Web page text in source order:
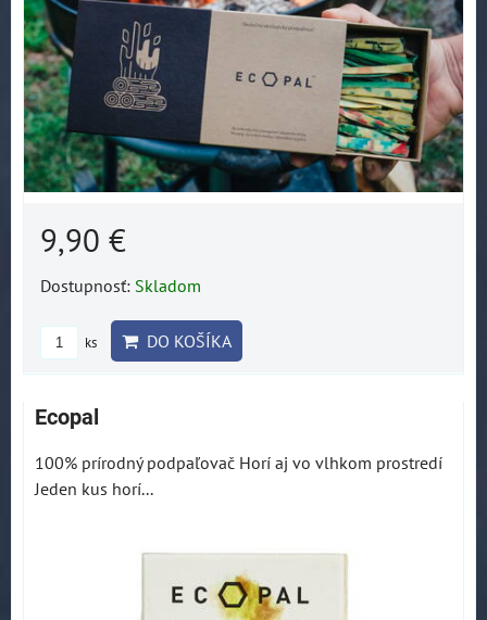
9,90 €
Dostupnosť: Skladom
ks DO KOŠÍKA
Ecopal
100% prírodný podpaľovač Horí aj vo vlhkom prostredí
Jeden kus horí...